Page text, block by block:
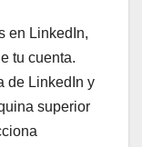
en LinkedIn,
tu cuenta.
de LinkedIn y
superior